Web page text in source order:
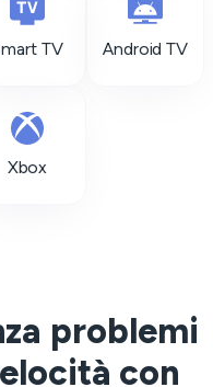
TV Android TV
Xbox
problemi
con